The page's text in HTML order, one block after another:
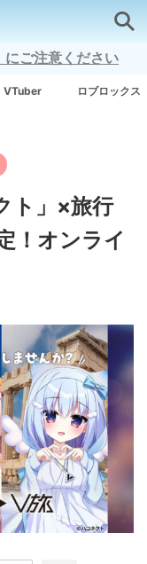
3D) esports
Music NEWS
VRChat
アプリ
にご注意ください
VTuber ロブロックス
ト」×旅行
！オンライ